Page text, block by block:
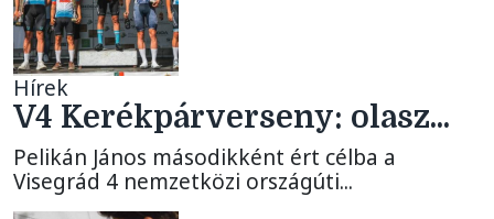
Hírek
V4 Kerékpárverseny: olasz...
Pelikán János másodikként ért célba a
Visegrád 4 nemzetközi országúti...